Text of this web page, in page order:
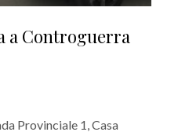
a Controguerra
Provinciale 1, Casa